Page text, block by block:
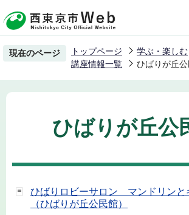
の
ー現在のページ トップページ 学ぶ・楽しむ
講座情報一覧
ひばりが丘
ひばりが丘公
ひばりロビーサロン マンドリンと
（ひばりが丘公民館）